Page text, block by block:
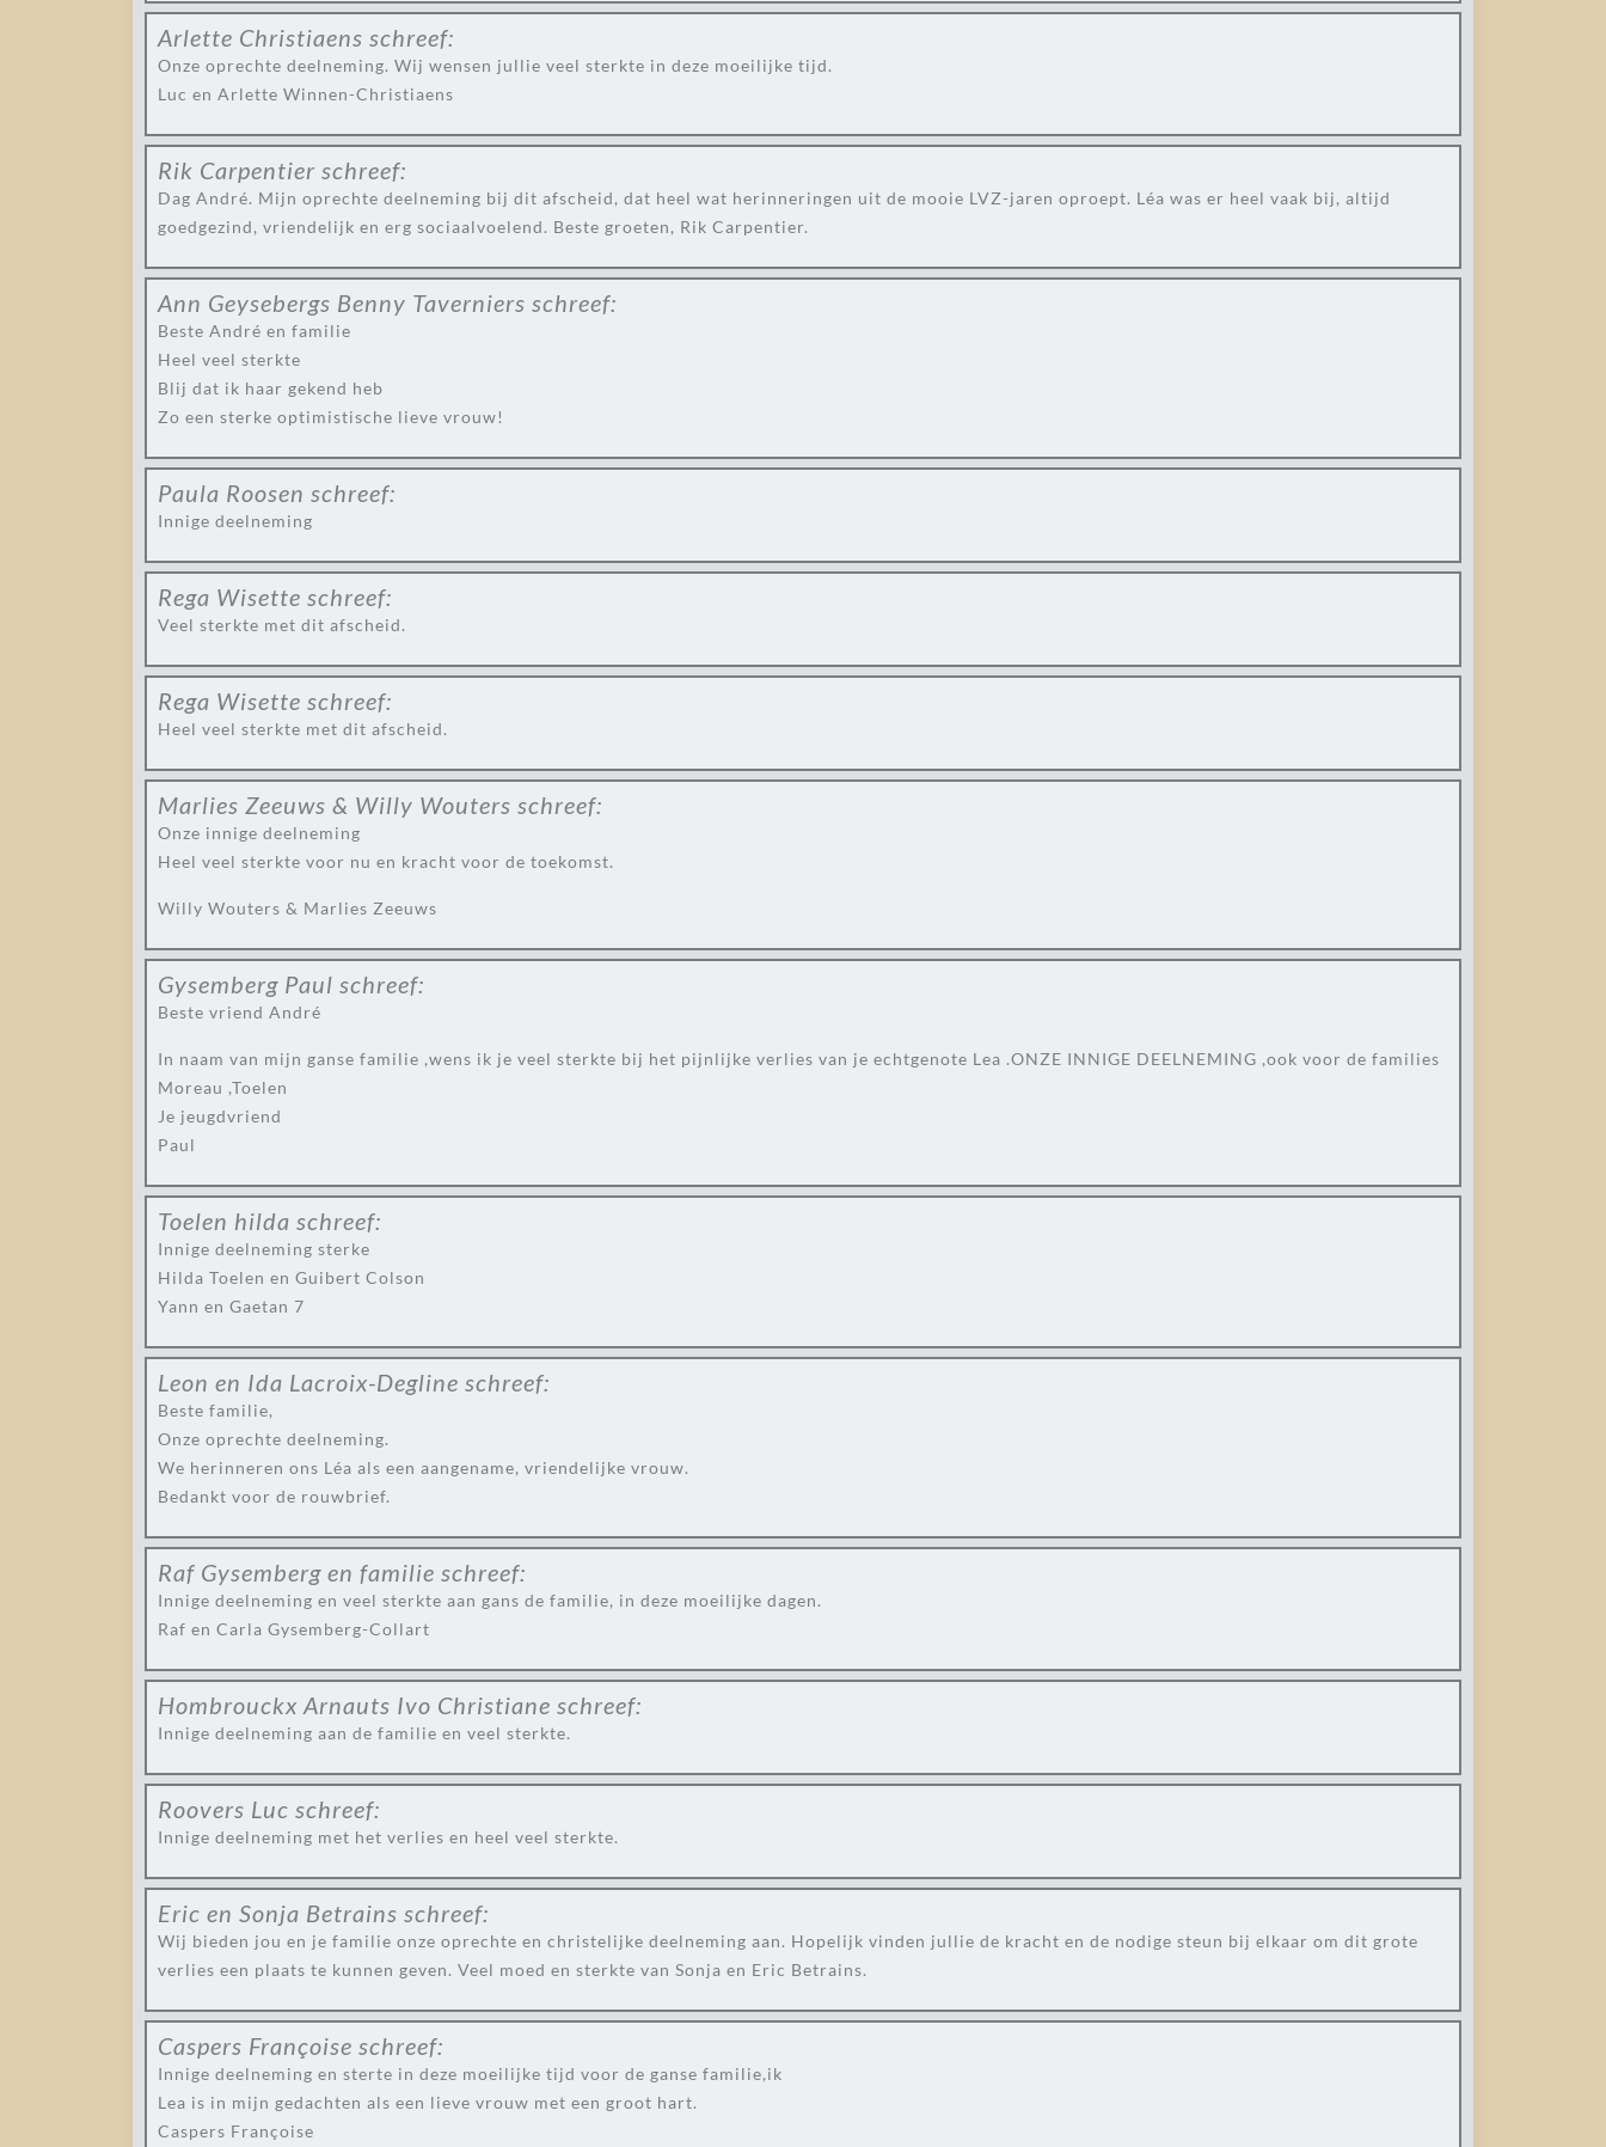
Arlette Christiaens schreef:
Onze oprechte deelneming. Wij wensen jullie veel sterkte in deze moeilijke tijd.
Luc en Arlette Winnen-Christiaens
Rik Carpentier schreef:
Dag André. Mijn oprechte deelneming bij dit afscheid, dat heel wat herinneringen uit de mooie LVZ-jaren oproept. Léa was er heel vaak bij, altijd
goedgezind, vriendelijk en erg sociaalvoelend. Beste groeten, Rik Carpentier.
Ann Geysebergs Benny Taverniers schreef:
Beste André en familie
Heel veel sterkte
Blij dat ik haar gekend heb
Zo een sterke optimistische lieve vrouw!
Paula Roosen schreef:
Innige deelneming
Rega Wisette schreef:
Veel sterkte met dit afscheid.
Rega Wisette schreef:
Heel veel sterkte met dit afscheid.
Marlies Zeeuws & Willy Wouters schreef:
Onze innige deelneming
Heel veel sterkte voor nu en kracht voor de toekomst.
Willy Wouters & Marlies Zeeuws
Gysemberg Paul schreef:
Beste vriend André
In naam van mijn ganse familie ,wens ik je veel sterkte bij het pijnlijke verlies van je echtgenote Lea .ONZE INNIGE DEELNEMING ,ook voor de families
Moreau ,Toelen
Je jeugdvriend
Paul
Toelen hilda schreef:
Innige deelneming sterke
Hilda Toelen en Guibert Colson
Yann en Gaetan 7
Leon en Ida Lacroix-Degline schreef:
Beste familie,
Onze oprechte deelneming.
We herinneren ons Léa als een aangename, vriendelijke vrouw.
Bedankt voor de rouwbrief.
Raf Gysemberg en familie schreef:
Innige deelneming en veel sterkte aan gans de familie, in deze moeilijke dagen.
Raf en Carla Gysemberg-Collart
Hombrouckx Arnauts Ivo Christiane schreef:
Innige deelneming aan de familie en veel sterkte.
Roovers Luc schreef:
Innige deelneming met het verlies en heel veel sterkte.
Eric en Sonja Betrains schreef:
Wij bieden jou en je familie onze oprechte en christelijke deelneming aan. Hopelijk vinden jullie de kracht en de nodige steun bij elkaar om dit grote
verlies een plaats te kunnen geven. Veel moed en sterkte van Sonja en Eric Betrains.
Caspers Françoise schreef:
Innige deelneming en sterte in deze moeilijke tijd voor de ganse familie,ik
Lea is in mijn gedachten als een lieve vrouw met een groot hart.
Caspers Françoise